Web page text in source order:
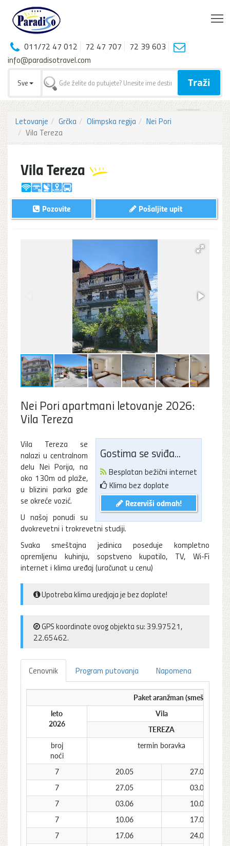
011/72 47 012 72 47 707
72 39 603
info@paradisotravel.com
Sve Traži
Letovanje Grčka Olimpska regija
Nei Pori
Vila Tereza
Vila Tereza
Pošaljite upit
Pozovite
Nei Pori apartmani letovanje 2026:
Vila Tereza
Gostima se sviđa...
Besplatan bežični internet
Klima bez doplate
Rezerviši odmah!
Vila Tereza se
nalazi u centralnom
delu Nei Porija, na
oko 130m od plaže,
u blizini parka gde
se okreće vozić.
U našoj ponudi su
dvokrevetni i trokrevetni studiji.
Svaka smeštajna jedinica poseduje kompletno
opremljenu kuhinju, sopstveno kupatilo, TV, Wi-Fi
internet i klima uređaj (uračunat u cenu)
Upotreba klima uredjaja je bez doplate!
GPS koordinate ovog objekta su: 39.97521,
22.65462.
Cenovnik Program putovanja Napomena
Paket aranžman (smeštaj +
leto
2026
Vila
TEREZA
broj
noći
termin boravka
7 20.05
27.05
7
27.05
03.06
7
03.06
10.06
7
10.06
17.06
7
17.06
24.06